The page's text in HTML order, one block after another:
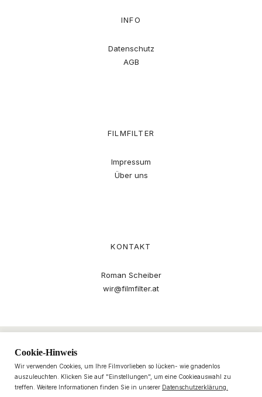
INFO
Datenschutz
AGB
FILMFILTER
Impressum
Über uns
KONTAKT
Roman Scheiber
wir@filmfilter.at
Cookie-Hinweis
Wir verwenden Cookies, um Ihre Filmvorlieben so lücken- wie gnadenlos
auszuleuchten. Klicken Sie auf "Einstellungen", um eine Cookieauswahl zu
treffen. Weitere Informationen finden Sie in unserer Datenschutzerklärung.